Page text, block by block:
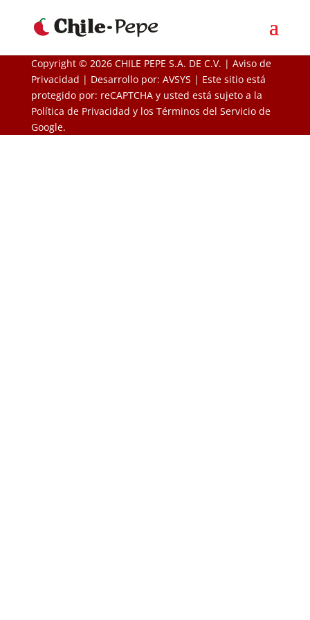
Copyright © 2026 CHILE PEPE S.A. DE C.V. | Aviso de
Privacidad | Desarrollo por: AVSYS | Este sitio está
protegido por: reCAPTCHA y usted está sujeto a la
Política de Privacidad y los Términos del Serviciode
Google.